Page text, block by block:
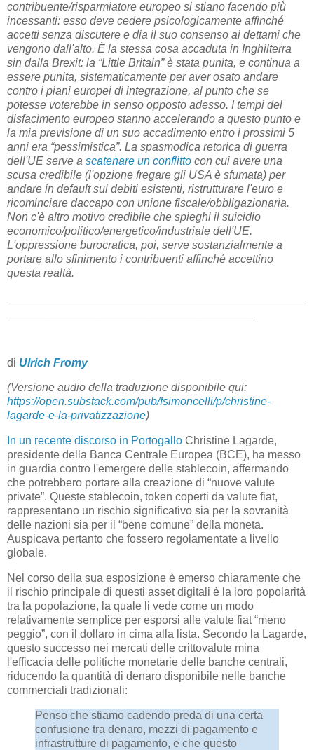
contribuente/risparmiatore europeo si stiano facendo più
incessanti: esso deve cedere psicologicamente affinché
accetti senza discutere e dia il suo consenso ai dettami che
vengono dall'alto. È la stessa cosa accaduta in Inghilterra
sin dalla Brexit: la “Little Britain” è stata punita, e continua a
essere punita, sistematicamente per aver osato andare
contro i piani europei di integrazione, al punto che se
potesse voterebbe in senso opposto adesso. I tempi del
disfacimento europeo stanno accelerando a questo punto e
la mia previsione di un suo accadimento entro i prossimi 5
anni era “pessimistica”. La spasmodica retorica di guerra
dell'UE serve a scatenare un conflitto con cui avere una
scusa credibile (l'opzione fregare gli USA è sfumata) per
andare in default sui debiti esistenti, ristrutturare l'euro e
ricominciare daccapo con unione fiscale/obbligazionaria.
Non c'è altro motivo credibile che spieghi il suicidio
economico/politico/energetico/industriale dell'UE.
L'oppressione burocratica, poi, serve sostanzialmente a
portare allo sfinimento i contribuenti affinché accettino
questa realtà.
di Ulrich Fromy
(Versione audio della traduzione disponibile qui:
https://open.substack.com/pub/fsimoncelli/p/christine-
lagarde-e-la-privatizzazione)
In un recente discorso in Portogallo Christine Lagarde,
presidente della Banca Centrale Europea (BCE), ha messo
in guardia contro l'emergere delle stablecoin, affermando
che potrebbero portare alla creazione di “nuove valute
private”. Queste stablecoin, token coperti da valute fiat,
rappresentano un rischio significativo sia per la sovranità
delle nazioni sia per il “bene comune” della moneta.
Auspicava pertanto che fossero regolamentate a livello
globale.
Nel corso della sua esposizione è emerso chiaramente che
il rischio principale di questi asset digitali è la loro popolarità
tra la popolazione, la quale li vede come un modo
relativamente semplice per esporsi alle valute fiat “meno
peggio”, con il dollaro in cima alla lista. Secondo la Lagarde,
questo successo nei mercati delle crittovalute mina
l'efficacia delle politiche monetarie delle banche centrali,
riducendo la quantità di denaro disponibile nelle banche
commerciali tradizionali:
Penso che stiamo cadendo preda di una certa
confusione tra denaro, mezzi di pagamento e
infrastrutture di pagamento, e che questo